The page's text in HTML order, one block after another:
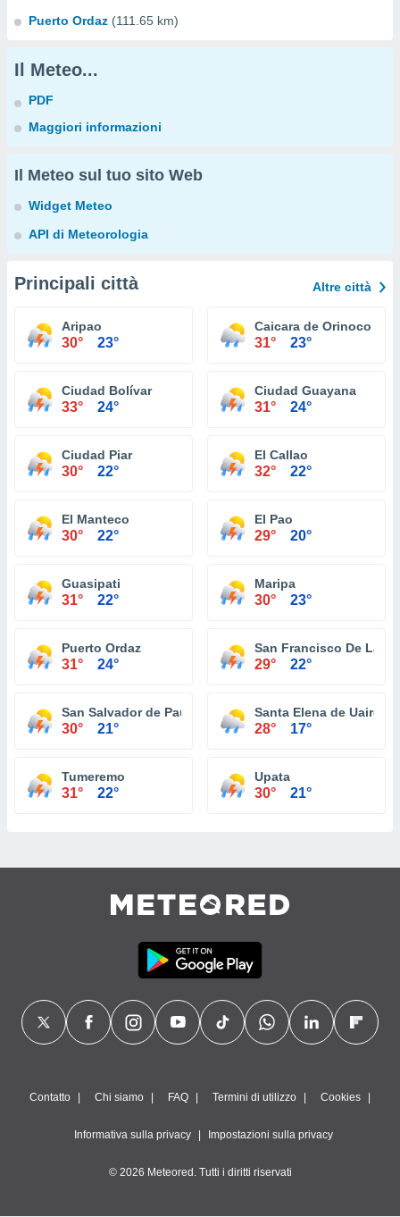
Puerto Ordaz (111.65 km)
Il Meteo...
PDF
Maggiori informazioni
Il Meteo sul tuo sito Web
Widget Meteo
API di Meteorologia
Principali città Altre città
Aripao
30° 23°
Caicara de Orinoco
31° 23°
Ciudad Bolívar
33° 24°
Ciudad Guayana
31° 24°
Ciudad Piar
30° 22°
El Callao
32° 22°
El Manteco
30° 22°
El Pao
29° 20°
Guasipati
31° 22°
Maripa
30° 23°
Puerto Ordaz
31° 24°
San Francisco De La
29° 22°
San Salvador de Paul
30° 21°
Santa Elena de Uairen
28° 17°
Tumeremo
31° 22°
Upata
30° 21°
Contatto Chi siamo FAQ Termini di utilizzo Cookies
Informativa sulla privacy Impostazioni sulla privacy
© 2026 Meteored. Tutti i diritti riservati